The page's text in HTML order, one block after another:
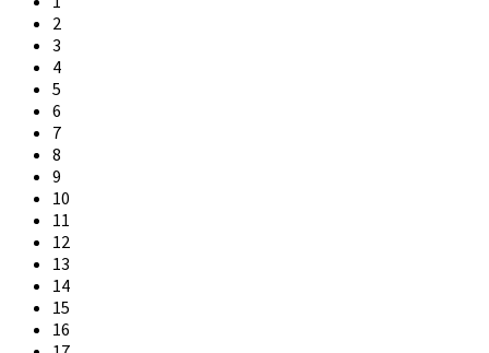
2
3
4
5
6
7
8
9
10
11
12
13
14
15
16